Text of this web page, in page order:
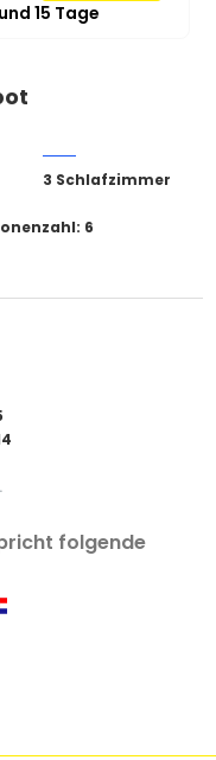
und 15 Tage
3 Schlafzimmer
6
folgende